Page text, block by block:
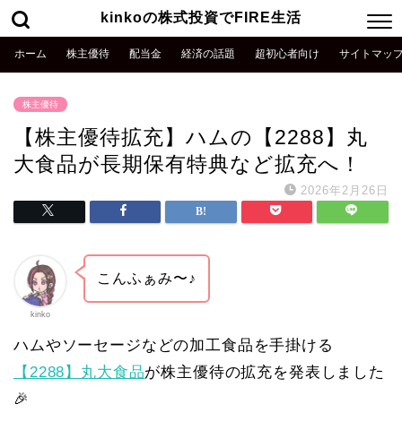
kinkoの株式投資でFIRE生活
ホーム 株主優待 配当金 経済の話題 超初心者向け サイトマッ
株主優待
【株主優待拡充】ハムの【2288】丸
大食品が長期保有特典など拡充へ！
2026年2月26日
kinko
こんふぁみ〜♪
ハムやソーセージなどの加工食品を手掛ける
【2288】丸大食品が株主優待の拡充を発表しました
🎉